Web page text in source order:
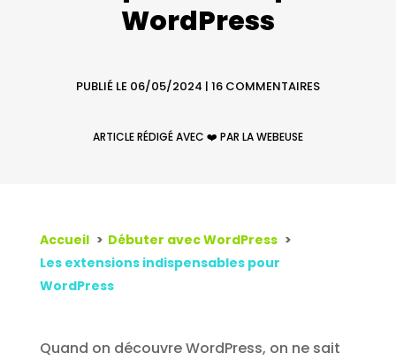
WordPress
PUBLIÉ LE 06/05/2024 | 16 COMMENTAIRES
ARTICLE RÉDIGÉ AVEC ❤️ PAR LA WEBEUSE
Accueil
Débuter avec WordPress
Les extensions indispensables pour
WordPress
Quand on découvre WordPress, on ne sait